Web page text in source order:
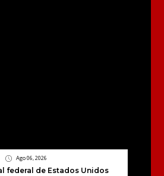
Ago 06, 2026
federal de Estados Unidos